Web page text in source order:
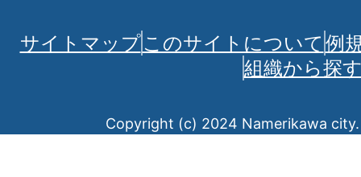
サイトマップこのサイトについて 例
組織から探
Copyright (c) 2024 Namerikawa